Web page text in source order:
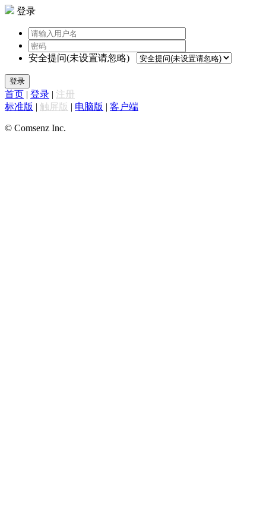
登录
安全提问(未设置请忽略)
登录
首页 | 登录 | 注册
标准版 | 触屏版 | 电脑版 | 客户端
© Comsenz Inc.